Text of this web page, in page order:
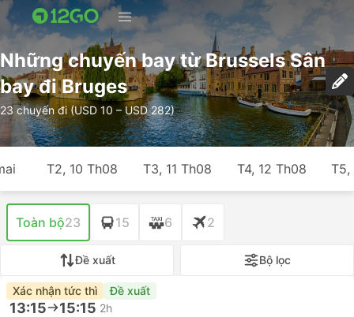
Những chuyến bay từ Brussels Sân
bay đi Bruges
23 chuyến đi (USD 10 – USD 282)
T2, 10 Th08 T3, 11 Th08 T4, 12 Th08 T5,
Toàn bộ23 15 6 2
Đề xuất Bộ lọc
Xác nhận tức thì Đề xuất
13:15 15:15 2h